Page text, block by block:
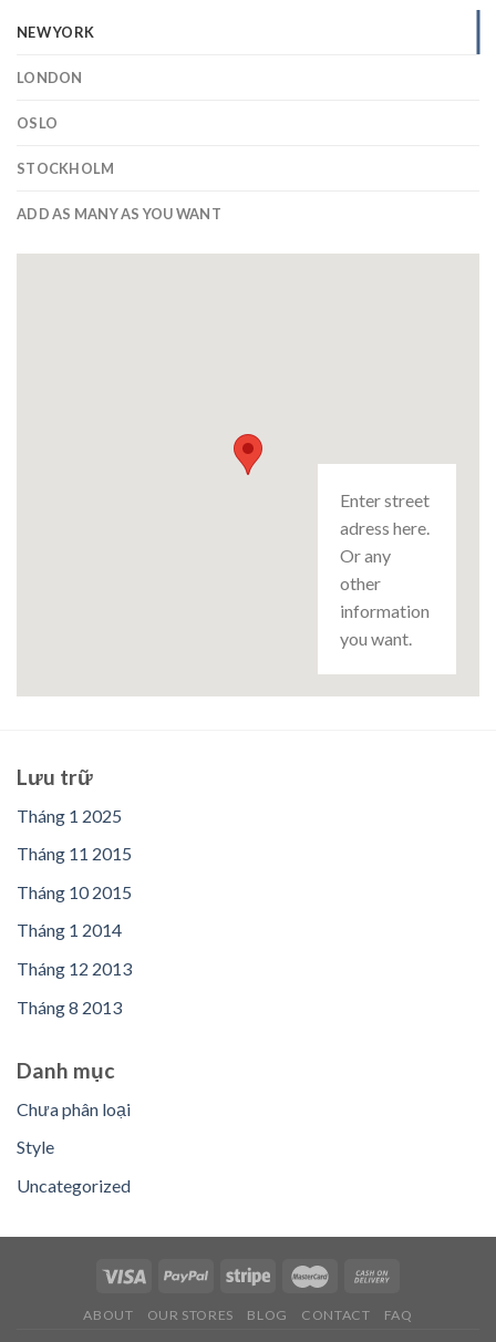
NEW YORK
LONDON
OSLO
STOCKHOLM
ADD AS MANY AS YOU WANT
Enter street
adress here.
Or any
other
information
you want.
Lưu trữ
Tháng 1 2025
Tháng 11 2015
Tháng 10 2015
Tháng 1 2014
Tháng 12 2013
Tháng 8 2013
Danh mục
Chưa phân loại
Style
Uncategorized
ABOUT OUR STORES BLOG CONTACT FAQ